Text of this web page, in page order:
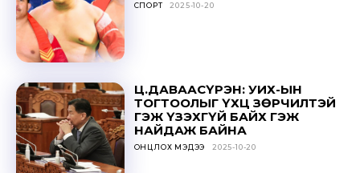
СПОРТ 2025-10-20
Ц.ДАВААСҮРЭН: УИХ-ЫН
ТОГТООЛЫГ ҮХЦ ЗӨРЧИЛТЭЙ
ГЭЖ ҮЗЭХГҮЙ БАЙХ ГЭЖ
НАЙДАЖ БАЙНА
ОНЦЛОХ МЭДЭЭ 2025-10-20